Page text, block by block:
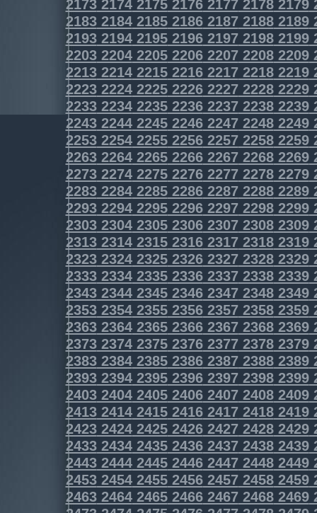
2173217421752176217721782179
2183218421852186218721882189
2193219421952196219721982199
2203220422052206220722082209
2213221422152216221722182219
2223222422252226222722282229
2233223422352236223722382239
2243224422452246224722482249
2253225422552256225722582259
2263226422652266226722682269
2273227422752276227722782279
2283228422852286228722882289
2293229422952296229722982299
2303230423052306230723082309
2313231423152316231723182319
2323232423252326232723282329
2333233423352336233723382339
2343234423452346234723482349
2353235423552356235723582359
2363236423652366236723682369
2373237423752376237723782379
2383238423852386238723882389
2393239423952396239723982399
2403240424052406240724082409
2413241424152416241724182419
2423242424252426242724282429
2433243424352436243724382439
2443244424452446244724482449
2453245424552456245724582459
2463246424652466246724682469